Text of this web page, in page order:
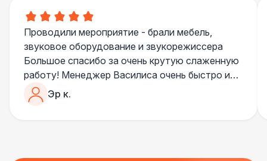
Проводили мероприятие - брали мебель,
звуковое оборудование и звукорежиссера
Большое спасибо за очень крутую слаженную
работу! Менеджер Василиса очень быстро и
качественно обрабатывала все запросы,
пошла навстречу во многих моментах
Эр к.